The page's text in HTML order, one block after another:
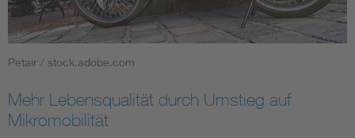
Petair / stock.adobe.com
Mehr Lebensqualität durch Umstieg auf
Mikromobilität